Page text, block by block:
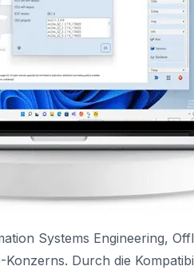
Systems Engineering,
Konzerns. Durch die